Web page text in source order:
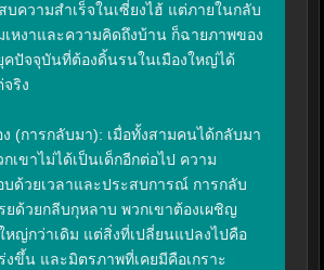
บความสำเร็จในเซี่ยงไฮ้ แต่ภายในกลับ
เหงาและความคิดถึงบ้าน ก็ฉายภาพของ
ปัจจุบันที่ต้องดิ้นรนในเมืองใหญ่ได้
ริง
ง (การกลับมา): เมื่อทั้งสามคนได้กลับมา
เขาไม่ได้เป็นเด็กอีกต่อไป ความ
ด้วยเวลาและประสบการณ์ การกลับ
ยด้วยกลีบกุหลาบ พวกเขาต้องเผชิญ
ญ่กว่าเดิม แต่สิ่งที่เปลี่ยนแปลงไปคือ
งขึ้น และมิตรภาพที่เคยมีคือเกราะ